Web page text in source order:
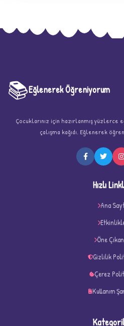
★
📚Eğlenerek Öğreniyorum
Çocuklarınız için hazırlanmış yüzlerce
çalışma kağıdı. Eğlenerek
Hızlı
Ana
Öne
Gizlilik
Çerez
Kullanım